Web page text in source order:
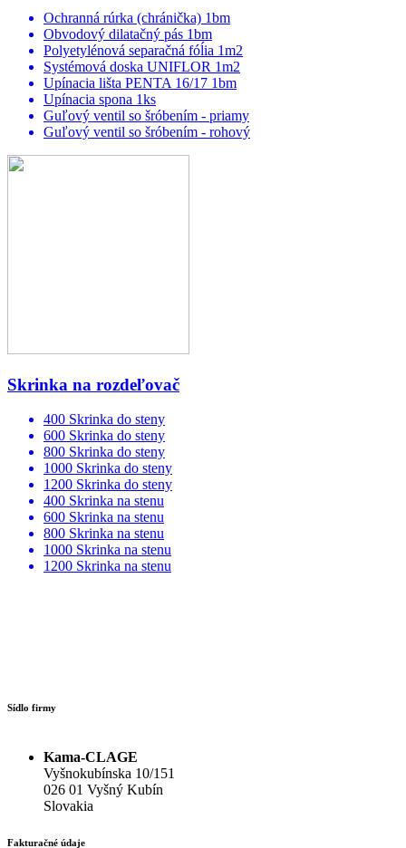
Ochranná rúrka (chránička) 1bm
Obvodový dilatačný pás 1bm
Polyetylénová separačná fóĺia 1m2
Systémová doska UNIFLOR 1m2
Upínacia lišta PENTA 16/17 1bm
Upínacia spona 1ks
Guľový ventil so šróbením - priamy
Guľový ventil so šróbením - rohový
Skrinka na rozdeľovač
400 Skrinka do steny
600 Skrinka do steny
800 Skrinka do steny
1000 Skrinka do steny
1200 Skrinka do steny
400 Skrinka na stenu
600 Skrinka na stenu
800 Skrinka na stenu
1000 Skrinka na stenu
1200 Skrinka na stenu
Sídlo firmy
Kama-CLAGE
Vyšnokubínska 10/151
026 01 Vyšný Kubín
Slovakia
Fakturačné údaje